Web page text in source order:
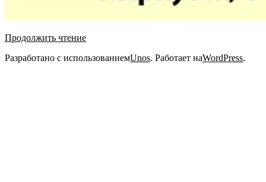
Продолжить чтение
2021-
Разработано с использованиемUnos. Работает наWordPress.